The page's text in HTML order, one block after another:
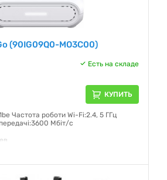
(90IG09Q0-MO3C00)
Есть на складе
КУПИТЬ
Частота роботи Wi-Fi:2.4, 5 ГГц
Мбіт/с